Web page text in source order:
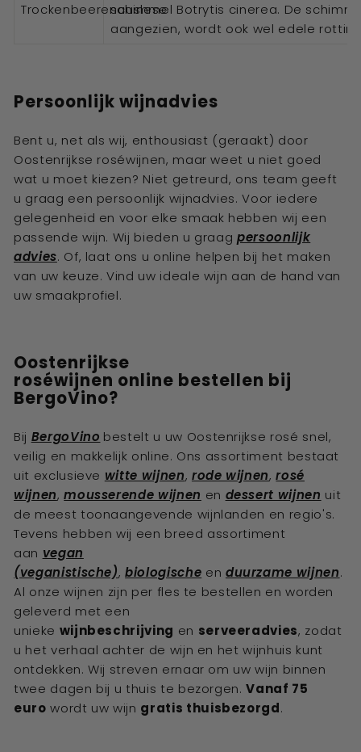
Trockenbeerenausleseschimmel Botrytis cinerea. De
aangezien, wordt ook wel edele
Persoonlijk wijnadvies
Bent u, net als wij, enthousiast (geraakt) door
Oostenrijkse roséwijnen, maar weet u niet goed
wat u moet kiezen? Niet getreurd, ons team geeft
u graag een persoonlijk wijnadvies. Voor iedere
gelegenheid en voor elke smaak hebben wij een
passende wijn. Wij bieden u graag persoonlijk
advies. Of, laat ons u online helpen bij het maken
van uw keuze. Vind uw ideale wijn aan de hand van
uw smaakprofiel.
Oostenrijkse
roséwijnen online bestellen bij
BergoVino?
Bij BergoVino bestelt u uw Oostenrijkse rosé snel,
veilig en makkelijk online. Ons assortiment bestaat
uit exclusieve witte wijnen, rode wijnen, rosé
wijnen, mousserende wijnen en dessert wijnen uit
de meest toonaangevende wijnlanden en regio's.
Tevens hebben wij een breed assortiment
aan vegan
(veganistische), biologische en duurzame wijnen.
Al onze wijnen zijn per fles te bestellen en worden
geleverd met een
unieke wijnbeschrijving en serveeradvies, zodat
u het verhaal achter de wijn en het wijnhuis kunt
ontdekken. Wij streven ernaar om uw wijn binnen
twee dagen bij u thuis te bezorgen. Vanaf 75
euro wordt uw wijn gratis thuisbezorgd.